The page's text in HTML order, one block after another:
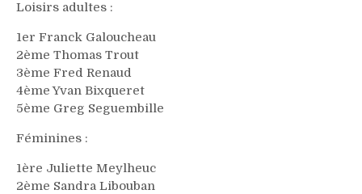
Loisirs adultes :
1er Franck Galoucheau
2ème Thomas Trout
3ème Fred Renaud
4ème Yvan Bixqueret
5ème Greg Seguembille
Féminines :
1ère Juliette Meylheuc
2ème Sandra Libouban